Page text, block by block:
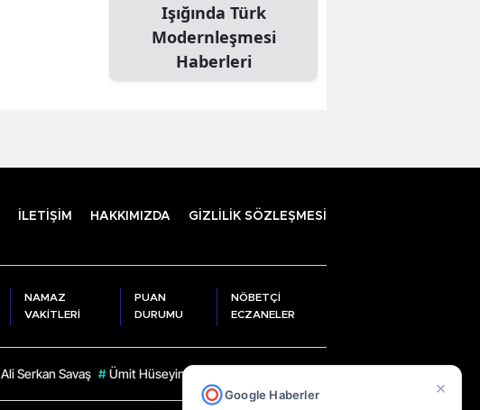
×
Google Haberler
Işığında Türk
Modernleşmesi
Haberleri
İLETİŞİM HAKKIMIZDA GİZLİLİK SÖZLEŞMESİ
NAMAZ
VAKİTLERİ
PUAN
DURUMU
NÖBETÇİ
ECZANELER
Ali Serkan Savaş # Ümit Hüseyin Sarı Rize